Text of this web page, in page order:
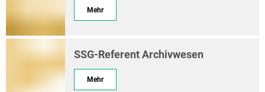
Mehr
SSG-Referent Archivwesen
Mehr